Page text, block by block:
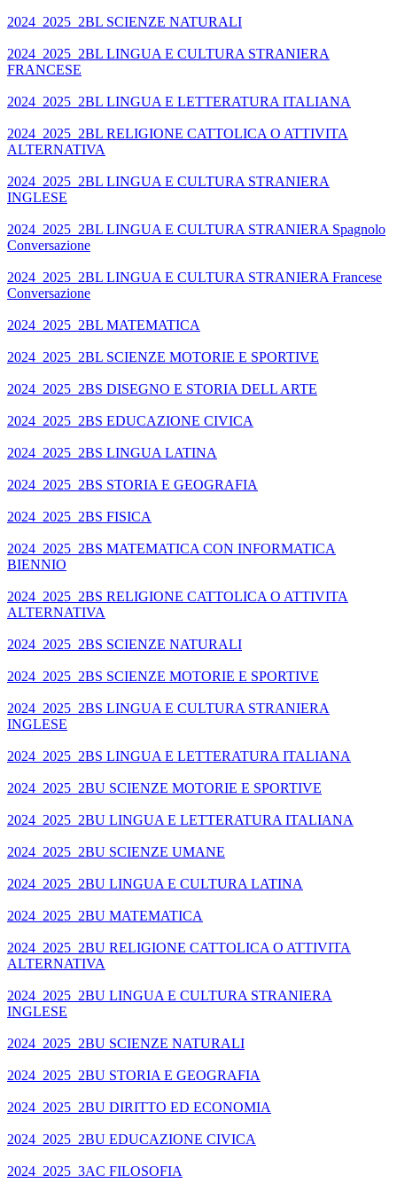
2024_2025_2BL SCIENZE NATURALI
2024_2025_2BL LINGUA E CULTURA STRANIERA
FRANCESE
2024_2025_2BL LINGUA E LETTERATURA ITALIANA
2024_2025_2BL RELIGIONE CATTOLICA O ATTIVITA
ALTERNATIVA
2024_2025_2BL LINGUA E CULTURA STRANIERA
INGLESE
2024_2025_2BL LINGUA E CULTURA STRANIERA Spagnolo
Conversazione
2024_2025_2BL LINGUA E CULTURA STRANIERA Francese
Conversazione
2024_2025_2BL MATEMATICA
2024_2025_2BL SCIENZE MOTORIE E SPORTIVE
2024_2025_2BS DISEGNO E STORIA DELL ARTE
2024_2025_2BS EDUCAZIONE CIVICA
2024_2025_2BS LINGUA LATINA
2024_2025_2BS STORIA E GEOGRAFIA
2024_2025_2BS FISICA
2024_2025_2BS MATEMATICA CON INFORMATICA
BIENNIO
2024_2025_2BS RELIGIONE CATTOLICA O ATTIVITA
ALTERNATIVA
2024_2025_2BS SCIENZE NATURALI
2024_2025_2BS SCIENZE MOTORIE E SPORTIVE
2024_2025_2BS LINGUA E CULTURA STRANIERA
INGLESE
2024_2025_2BS LINGUA E LETTERATURA ITALIANA
2024_2025_2BU SCIENZE MOTORIE E SPORTIVE
2024_2025_2BU LINGUA E LETTERATURA ITALIANA
2024_2025_2BU SCIENZE UMANE
2024_2025_2BU LINGUA E CULTURA LATINA
2024_2025_2BU MATEMATICA
2024_2025_2BU RELIGIONE CATTOLICA O ATTIVITA
ALTERNATIVA
2024_2025_2BU LINGUA E CULTURA STRANIERA
INGLESE
2024_2025_2BU SCIENZE NATURALI
2024_2025_2BU STORIA E GEOGRAFIA
2024_2025_2BU DIRITTO ED ECONOMIA
2024_2025_2BU EDUCAZIONE CIVICA
2024_2025_3AC FILOSOFIA